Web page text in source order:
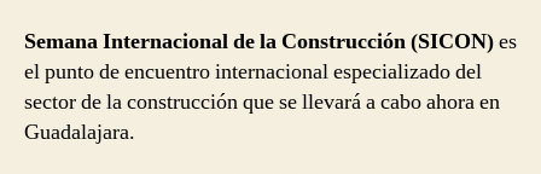
Semana Internacional de la Construcción (SICON)es
el punto de encuentro internacional especializado del
sector de la construcción que se llevará a cabo ahora en
Guadalajara.